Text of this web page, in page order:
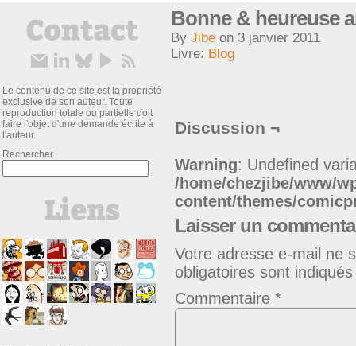
Le contenu de ce site est la propriété
exclusive de son auteur. Toute
reproduction totale ou partielle doit
faire l'objet d'une demande écrite à
l'auteur.
Rechercher
Bonne & heureuse
By Jibe on 3 janvier 2011
Livre: Blog
Discussion ¬
Warning: Undefined
/home/chezjibe/www/
content/themes/
Laisser un
Votre adresse e-mail ne
obligatoires sont
Commentaire *